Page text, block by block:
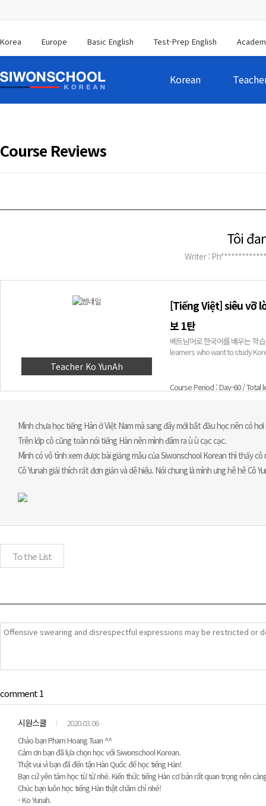
Korea Europe Basic English Test-Prep English
Korean
Course Reviews
Tôi
Writer:
Teacher Ko YunAh
[Tiếng Việt] siêu vỡ
보 1탄
베트남어로 한국어를 배우는 학
learners who want to study
Course Period : Day-60 / Total
Mình chưa học tiếng Hàn ở Việt Nam mà sang đây mới bắt đầu học nên có
Trên lớp cô cũng toàn nói tiếng Hàn nên mình đâm ra ù ù cạc cạc.
Mình có vô tình xem được bài giảng mẫu của Siwonschool Korean thì thấy
Cô Yunah giải thích rất đơn giản và dễ hiểu. Nói chung là mình ưng hê hê Cô
To the List
comment 1
시원스쿨
2020.03.06
Chào bạn Pham Hoang Tuan ^^
Cảm ơn bạn đã lựa chọn học với Siwonschool Korean.
Thật vui vì bạn đã đến tận Hàn Quốc để học tiếng Hàn!
Bạn cứ yên tâm học từ từ nhé. Kiến thức tiếng Hàn cơ bản rất quan trọng nên
Chúc bạn luôn học tiếng Hàn thật chăm chỉ nhé!
- Ko Yunah.